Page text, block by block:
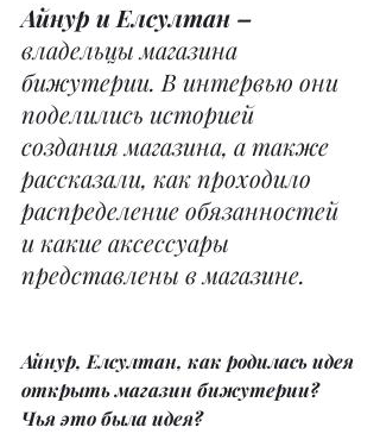
Айнур и Елсултан –
владельцы магазина
бижутерии. В интервью они
поделились историей
создания магазина, а также
рассказали, как проходило
распределение обязанностей
и какие аксессуары
представлены в магазине.
Айнур, Елсултан, как родилась идея
открыть магазин бижутерии?
Чья это была идея?